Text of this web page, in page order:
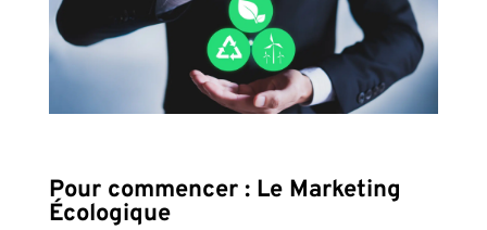
Pour commencer : Le Marketing
Écologique